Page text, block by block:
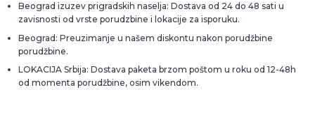
Beograd izuzev prigradskih naselja: Dostava od 24 do 48 sati u
zavisnosti od vrste porudzbine i lokacije za isporuku.
Beograd: Preuzimanje u našem diskontu nakon porudžbine
porudžbine.
LOKACIJA Srbija: Dostava paketa brzom poštom u roku od 12-48h
od momenta porudžbine, osim vikendom.